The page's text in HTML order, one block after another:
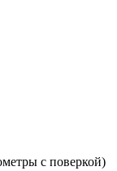
с поверкой)